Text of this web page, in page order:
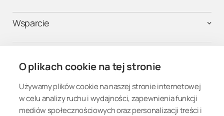
O plikach cookie na tej stronie
Używamy plików cookie na naszej stronie internetowej
w celu analizy ruchu i wydajności, zapewnienia funkcji
mediów społecznościowych oraz personalizacji treści i
Wsparcie
Połącz się